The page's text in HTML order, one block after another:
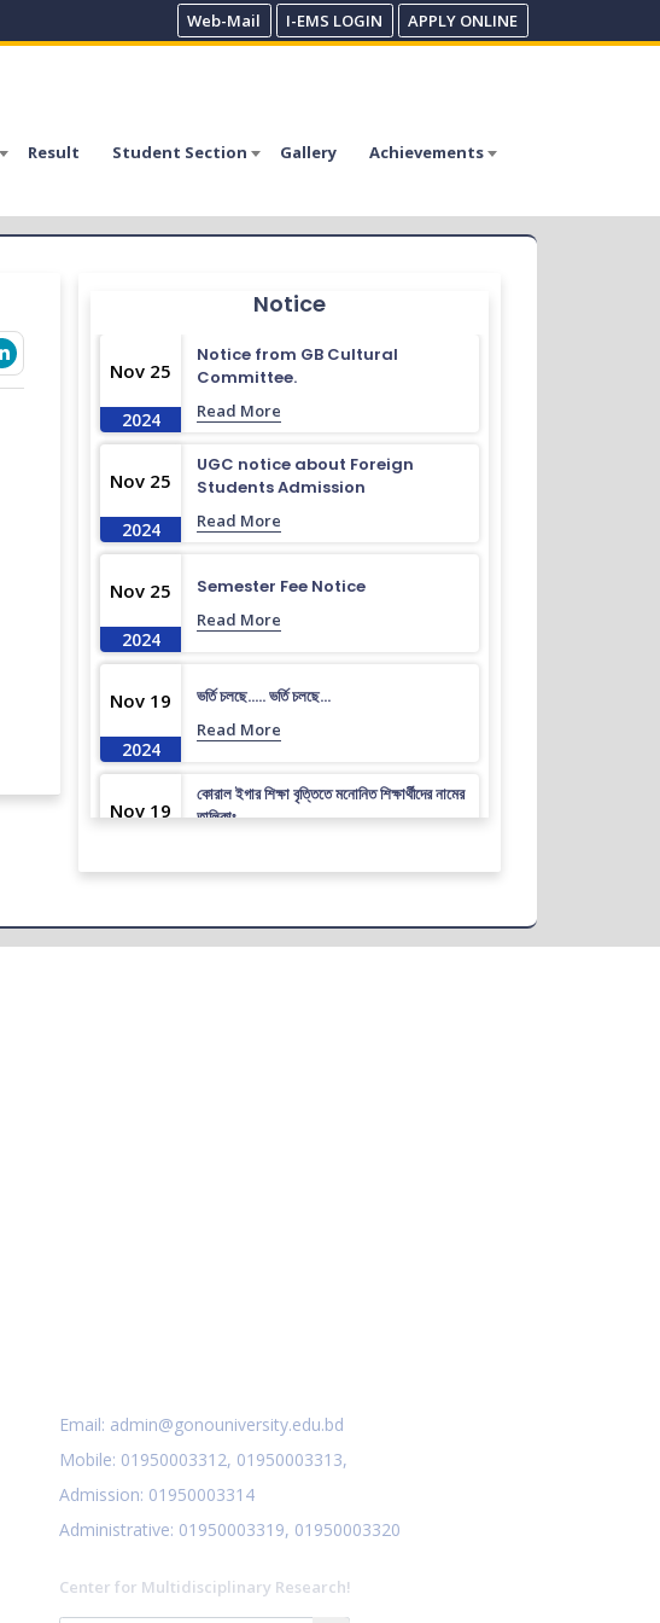
Web-Mail I-EMS LOGIN APPLY ONLINE
Result Student Section Gallery
Achievements
Notice
Nov 25
2024
Notice from GB Cultural
Committee.
Read More
Nov 25
2024
UGC notice about Foreign
Students Admission
Read More
Nov 25
2024
Semester Fee Notice
Read More
Nov 19
2024
ভর্তি চলছে….. ভর্তি চলছে…
Read More
Nov 19
কোরাল ইগার শিক্ষা বৃত্তিতে মনোনিত শিক্ষার্থীদের নামের
তালিকাঃ
Nov 19
Read More
Email: admin@gonouniversity.edu.bd
Mobile: 01950003312, 01950003313,
Admission: 01950003314
Administrative: 01950003319, 01950003320
Center for Multidisciplinary Research!